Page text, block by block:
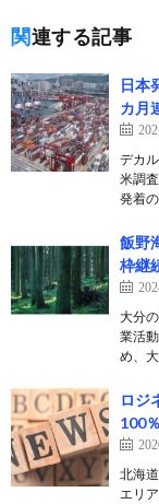
関連する記事
日本
カ月
デカ
米調
発着
飯野
枠継
大分
業活
め、
ロジ
100
北海
エリ